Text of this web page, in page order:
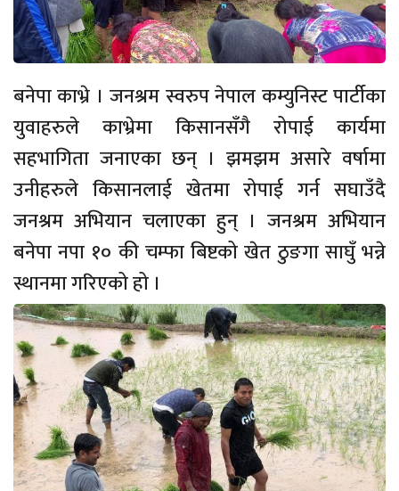
बनेपा काभ्रे । जनश्रम स्वरुप नेपाल कम्युनिस्ट पार्टीका
युवाहरुले काभ्रेमा किसानसँगै रोपाई कार्यमा
सहभागिता जनाएका छन् । झमझम असारे वर्षामा
उनीहरुले किसानलाई खेतमा रोपाई गर्न सघाउँदै
जनश्रम अभियान चलाएका हुन् । जनश्रम अभियान
बनेपा नपा १० की चम्फा बिष्टको खेत ठुङगा साघुँ भन्ने
स्थानमा गरिएको हो ।